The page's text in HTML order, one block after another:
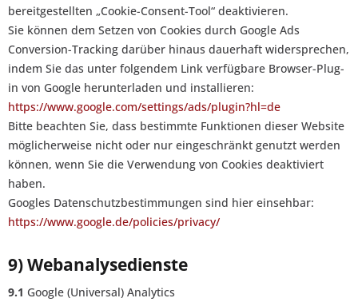
bereitgestellten „Cookie-Consent-Tool“ deaktivieren.
Sie können dem Setzen von Cookies durch Google Ads
Conversion-Tracking darüber hinaus dauerhaft widersprechen,
indem Sie das unter folgendem Link verfügbare Browser-Plug-
in von Google herunterladen und installieren:
https://www.google.com/settings/ads/plugin?hl=de
Bitte beachten Sie, dass bestimmte Funktionen dieser Website
möglicherweise nicht oder nur eingeschränkt genutzt werden
können, wenn Sie die Verwendung von Cookies deaktiviert
haben.
Googles Datenschutzbestimmungen sind hier einsehbar:
https://www.google.de/policies/privacy/
9) Webanalysedienste
9.1 Google (Universal) Analytics